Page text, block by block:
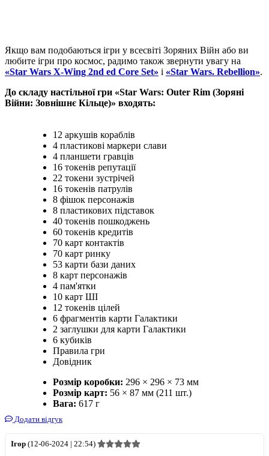
Якщо вам подобаються ігри у всесвіті Зоряних Війн або ви
любите ігри про космос, радимо також звернути увагу на
«Star Wars X-Wing 2nd ed Core Set» і «Star Wars. Rebellion».
До складу настільної гри «Star Wars: Outer Rim (Зоряні
Війни: Зовнішнє Кільце)» входять:
12 аркушів кораблів
4 пластикові маркери слави
4 планшети гравців
16 токенів репутації
22 токени зустрічей
16 токенів патрулів
8 фішок персонажів
8 пластикових підставок
40 токенів пошкоджень
60 токенів кредитів
70 карт контактів
70 карт ринку
53 карти бази даних
8 карт персонажів
4 пам'ятки
10 карт ШІ
12 токенів цілей
6 фрагментів карти Галактики
2 заглушки для карти Галактики
6 кубиків
Правила гри
Довідник
Розмір коробки: 296 × 296 × 73 мм
Розмір карт: 56 × 87 мм (211 шт.)
Вага: 617 г
Додати відгук
Ігор (12-06-2024 | 22:54)